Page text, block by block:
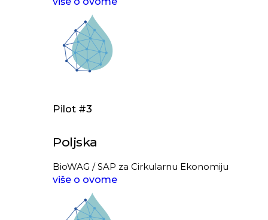
Pilot #3
Poljska
BioWAG / SAP za Cirkularnu Ekonomiju
više o ovome